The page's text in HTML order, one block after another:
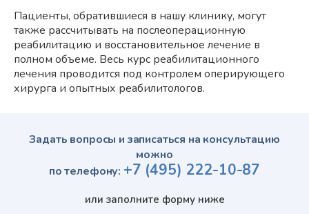
Пациенты, обратившиеся в нашу клинику, могут
также рассчитывать на послеоперационную
реабилитацию и восстановительное лечение в
полном объеме. Весь курс реабилитационного
лечения проводится под контролем оперирующего
хирурга и опытных реабилитологов.
Задать вопросы и записаться на консультацию
можно
по телефону: +7 (495) 222-10-87
или заполните форму ниже